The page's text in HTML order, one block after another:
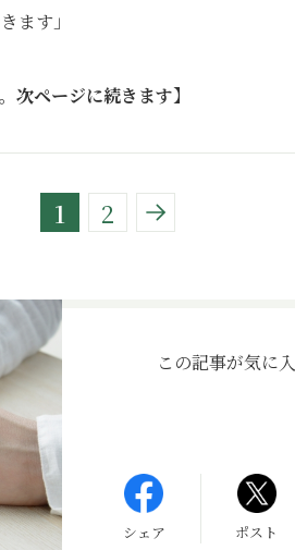
ます」
次ページに続きます】
1 2
この記事が気に
シェア ポスト